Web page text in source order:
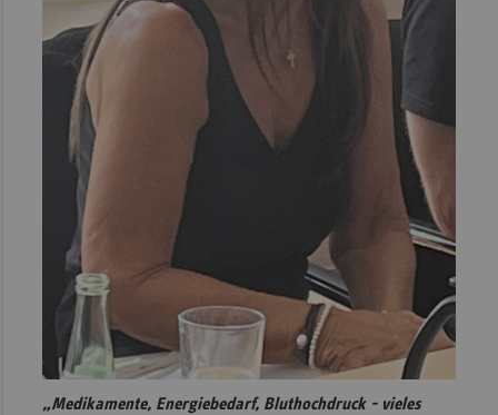
„Medikamente, Energiebedarf, Bluthochdruck - vieles